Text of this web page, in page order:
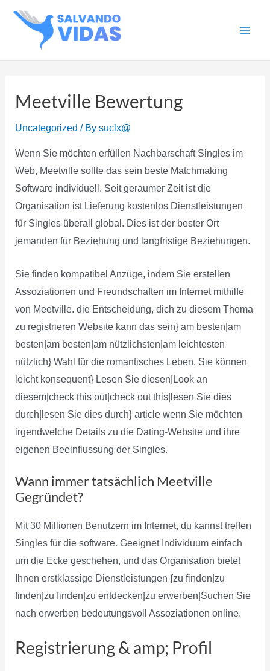
Meetville Bewertung
Uncategorized / By suclx@
Wenn Sie möchten erfüllen Nachbarschaft Singles im
Web, Meetville sollte das sein beste Matchmaking
Software individuell. Seit geraumer Zeit ist die
Organisation ist Lieferung kostenlos Dienstleistungen
für Singles überall global. Dies ist der bester Ort
jemanden für Beziehung und langfristige Beziehungen.
Sie finden kompatibel Anzüge, indem Sie erstellen
Assoziationen und Freundschaften im Internet mithilfe
von Meetville. die Entscheidung, dich zu diesem Thema
zu registrieren Website kann das sein} am besten|am
besten|am besten|am nützlichsten|am leichtesten
nützlich} Wahl für die romantisches Leben. Sie können
leicht konsequent} Lesen Sie diesen|Look an
diesem|check this out|check out this|lesen Sie dies
durch|lesen Sie dies durch} article wenn Sie möchten
irgendwelche Details zu die Dating-Website und ihre
eigenen Beeinflussung der Singles.
Wann immer tatsächlich Meetville
Gegründet?
Mit 30 Millionen Benutzern im Internet, du kannst treffen
Singles für die software. Geeignet Individuum einfach
um die Ecke geschehen, und das Organisation bietet
Ihnen erstklassige Dienstleistungen {zu finden|zu
finden|zu finden|zu entdecken|zu erwerben|Suchen Sie
nach erwerben bedeutungsvoll Assoziationen online.
Registrierung & amp; Profil